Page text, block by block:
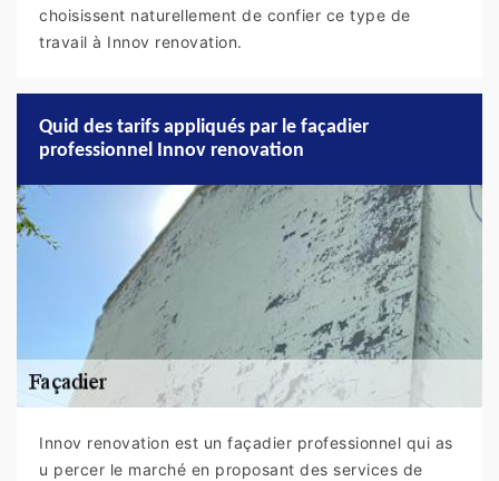
choisissent naturellement de confier ce type de
travail à Innov renovation.
Quid des tarifs appliqués par le façadier
professionnel Innov renovation
Innov renovation est un façadier professionnel qui as
u percer le marché en proposant des services de